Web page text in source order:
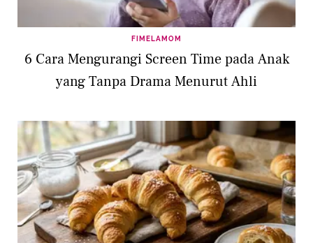
FIMELAMOM
6 Cara Mengurangi Screen Time pada Anak
yang Tanpa Drama Menurut Ahli